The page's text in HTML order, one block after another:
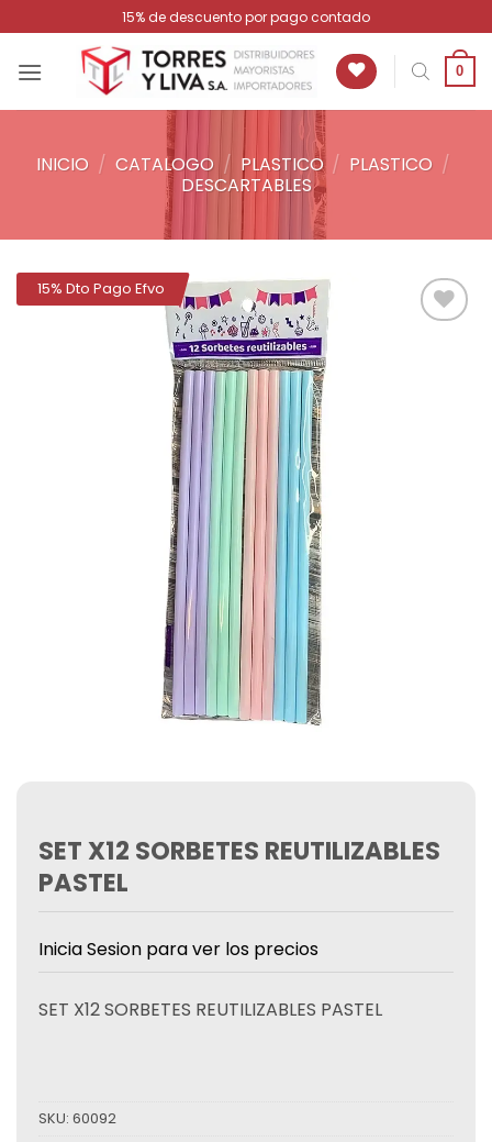
al
contenido
15% de descuento por pago contado
0
INICIO / CATALOGO / PLASTICO / PLASTICO /
DESCARTABLES
15% Dto Pago Efvo
SET X12 SORBETES REUTILIZABLES
PASTEL
Inicia Sesion para ver los precios
SET X12 SORBETES REUTILIZABLES PASTEL
SKU: 60092